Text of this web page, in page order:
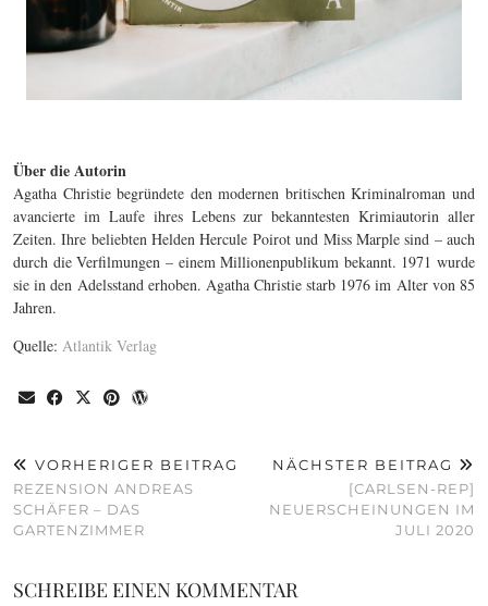
Über die Autorin
Agatha Christie begründete den modernen britischen Kriminalroman und
avancierte im Laufe ihres Lebens zur bekanntesten Krimiautorin aller
Zeiten. Ihre beliebten Helden Hercule Poirot und Miss Marple sind – auch
durch die Verfilmungen – einem Millionenpublikum bekannt. 1971 wurde
sie in den Adelsstand erhoben. Agatha Christie starb 1976 im Alter von 85
Jahren.
Quelle: Atlantik Verlag
VORHERIGER BEITRAG
REZENSION ANDREAS
SCHÄFER – DAS
GARTENZIMMER
NÄCHSTER BEITRAG
[CARLSEN-REP]
NEUERSCHEINUNGEN IM
JULI 2020
SCHREIBE EINEN KOMMENTAR